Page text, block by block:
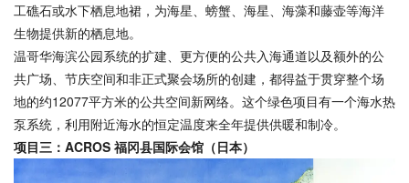
工礁石或水下栖息地裙，为海星、螃蟹、海星、海藻和藤壶等海洋
生物提供新的栖息地。
温哥华海滨公园系统的扩建、更方便的公共入海通道以及额外的公
共广场、节庆空间和非正式聚会场所的创建，都得益于贯穿整个场
地的约12077平方米的公共空间新网络。这个绿色项目有一个海水热
泵系统，利用附近海水的恒定温度来全年提供供暖和制冷。
项目三： ACROS 福冈县国际会馆（日本）